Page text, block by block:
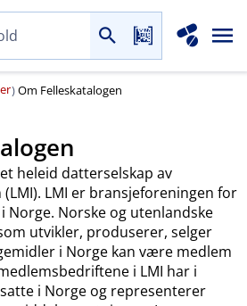
)Om Felleskatalogen
heleid datterselskap av
LMI er bransjeforeningen for
Norge. Norske og utenlandske
utvikler, produserer, selger
i Norge kan være medlem
i LMI har i
i Norge og representerer